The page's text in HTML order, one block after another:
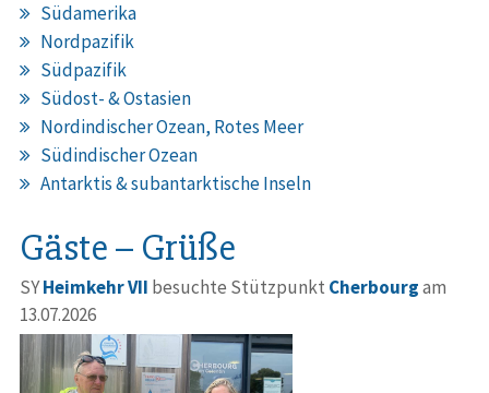
Südamerika
Nordpazifik
Südpazifik
Südost- & Ostasien
Nordindischer Ozean, Rotes Meer
Südindischer Ozean
Antarktis & subantarktische Inseln
Gäste – Grüße
SYHeimkehr VII besuchte Stützpunkt Cherbourgam
13.07.2026